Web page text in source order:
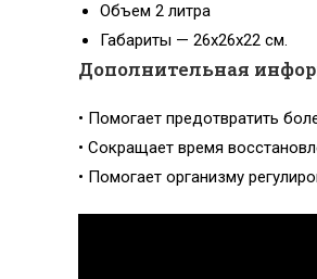
Объем 2 литра
Габариты — 26х26х22 см.
Дополнительная
• Помогает предотвратить
• Сокращает время
• Помогает организму